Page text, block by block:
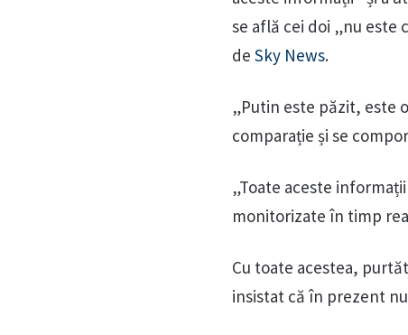
se află cei doi „nu este
de Sky News.
„Putin este păzit, este
comparație și se
„Toate aceste
monitorizate în timp
Cu toate acestea,
insistat că în prezent